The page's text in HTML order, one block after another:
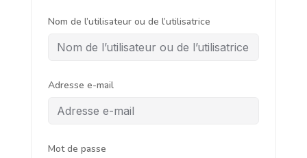
Nom de l’utilisateur ou de l’utilisatrice
Adresse e-mail
Mot de passe